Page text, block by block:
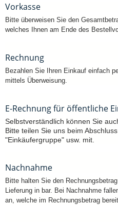
Vorkasse
Bitte überweisen Sie den
welches Ihnen am Ende des
Rechnung
Bezahlen Sie Ihren Einkauf einfach
mittels Überweisung.
E-Rechnung für öffentliche
Selbstverständlich können Sie
Bitte teilen Sie uns beim
"Einkäufergruppe" usw. mit.
Nachnahme
Bitte halten Sie den
Lieferung in bar. Bei Nachnahme
an, welche im Rechnungsbetrag